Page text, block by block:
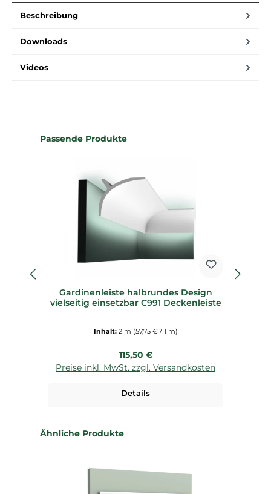
Beschreibung
Downloads
Videos
Produktgalerie überspringen
Passende Produkte
Gardinenleiste halbrundes Design
vielseitig einsetzbar C991 Deckenleiste
Inhalt: 2 m (57,75 € / 1 m)
Regulärer Preis:
115,50 €
Preise inkl. MwSt. zzgl. Versandkosten
Details
Produktgalerie überspringen
Ähnliche Produkte